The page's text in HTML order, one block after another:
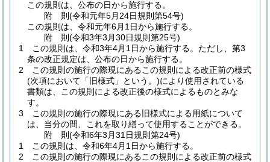
この規則は、公布の日から施行する。
附 則(令和元年5月24日規則第54号)
この規則は、令和元年6月1日から施行する。
附 則(令和3年3月30日規則第25号)
1
この規則は、令和3年4月1日から施行する。 ただし、第3
条の改正規定は、公布の日から施行する。
2
この規則の施行の際現にあるこの規則による改正前の様式
(次項において「旧様式」という。)により使用されている
書類は、この規則による改正後の様式によるものとみな
す。
3
この規則の施行の際現にある旧様式による用紙について
は、当分の間、これを取り繕って使用することができる。
附 則(令和6年3月31日規則第24号)
1
この規則は、令和6年4月1日から施行する。
2
この規則の施行の際現にあるこの規則による改正前の様式